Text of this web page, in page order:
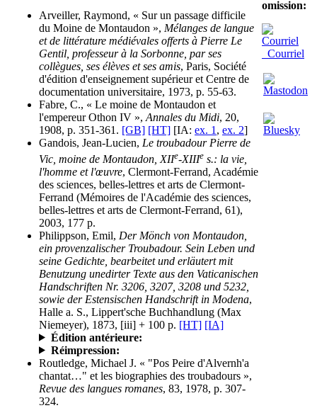
Arveiller, Raymond, « Sur un passage difficile
du Moine de Montaudon », Mélanges de langue
et de littérature médiévales offerts à Pierre Le
Gentil, professeur à la Sorbonne, par ses
collègues, ses élèves et ses amis, Paris, Société
d'édition d'enseignement supérieur et Centre de
documentation universitaire, 1973, p. 55-63.
Fabre, C., « Le moine de Montaudon et
l'empereur Othon IV », Annales du Midi, 20,
1908, p. 351-361. [GB] [HT] [IA: ex. 1 , ex. 2]
Gandois, Jean-Lucien, Le troubadour Pierre de
Vic, moine de Montaudon, XIIe-XIIIe s.: la vie,
l'homme et l'œuvre, Clermont-Ferrand, Académie
des sciences, belles-lettres et arts de Clermont-
Ferrand (Mémoires de l'Académie des sciences,
belles-lettres et arts de Clermont-Ferrand, 61),
2003, 177 p.
Philippson, Emil, Der Mönch von Montaudon,
ein provenzalischer Troubadour. Sein Leben und
seine Gedichte, bearbeitet und erläutert mit
Benutzung unedirter Texte aus den Vaticanischen
Handschriften Nr. 3206, 3207, 3208 und 5232,
sowie der Estensischen Handschrift in Modena,
Halle a. S., Lippert'sche Buchhandlung (Max
Niemeyer), 1873, [iii] + 100 p. [HT] [IA]
Édition antérieure:
Réimpression:
Routledge, Michael J. « "Pos Peire d'Alvernh'a
chantat…" et les biographies des troubadours »,
Revue des langues romanes, 83, 1978, p. 307-
324.
omission:
Courriel